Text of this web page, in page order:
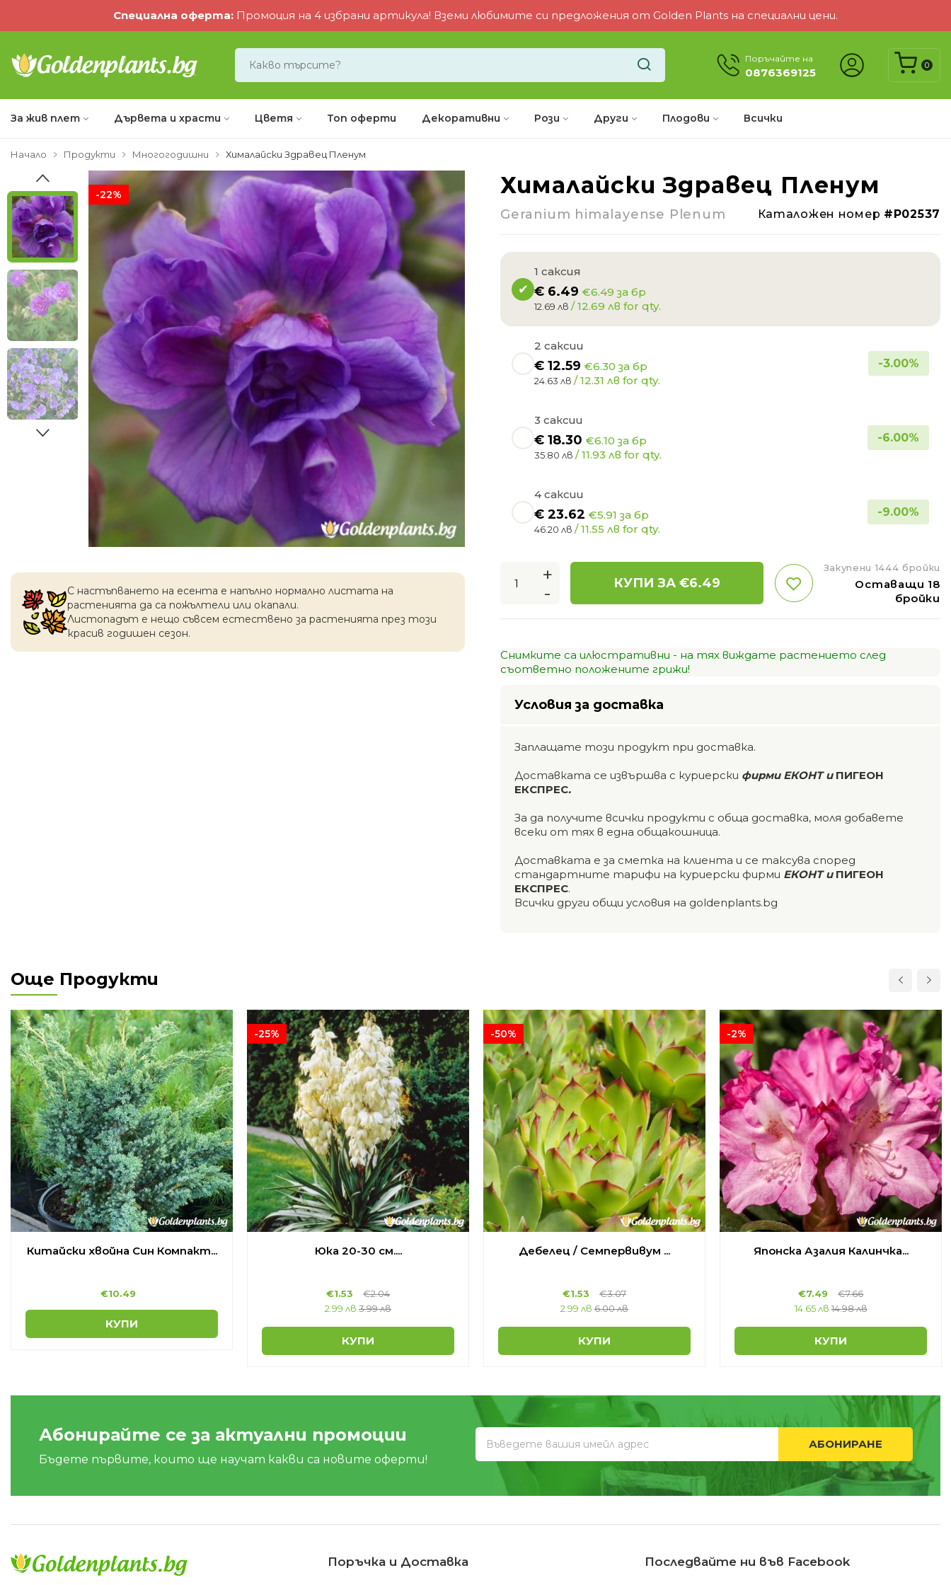
Специална оферта: Промоция на 4 избрани артикула! Вземи любимите си предложения от Golden Plants на специални цени.
Поръчайте на
0876369125
0
За жив плет Дървета и храсти Цветя Топ оферти Декоративни Рози Други Плодови Всички
Начало Продукти Многогодишни Хималайски Здравец Пленум
-22% -22%
С настъпването на есентa е напълно нормално листата на
растенията да са пожълтели или окапaли.
Листопадът е нещо съвсем естествено за растенията през този
красив годишен сезон.
Хималайски Здравец Пленум
Geranium himalayense Plenum Каталожен номер #P02537
1 саксия
€ 6.49 €6.49 за бр
12.69 лв / 12.69 лв for qty.
2 саксии
€ 12.59 €6.30 за бр
24.63 лв / 12.31 лв for qty.
-3.00%
3 саксии
€ 18.30 €6.10 за бр
35.80 лв / 11.93 лв for qty.
-6.00%
4 саксии
€ 23.62 €5.91 за бр
46.20 лв / 11.55 лв for qty.
-9.00%
+
-
КУПИ ЗА €6.49
Закупени 1444 бройки
Оставащи 18
бройки
Снимките са илюстративни - на тях виждате растението след
съответно положените грижи!
Условия за доставка
Заплащате този продукт при доставка.
Доставката се извършва с куриерски фирми ЕКОНТ и ПИГЕОН
ЕКСПРЕС.
За да получите всички продукти с обща доставка, моля добавете
всеки от тях в една общакошница.
Доставката е за сметка на клиента и се таксува според
стандартните тарифи на куриерски фирми ЕКОНТ и ПИГЕОН
ЕКСПРЕС.
Всички други общи условия на goldenplants.bg
Още Продукти
Китайски хвойна Син Компакт...
€10.49
КУПИ
-25%
Юка 20-30 см....
€1.53 €2.04
2.99 лв 3.99 лв
КУПИ
-50%
Дебелец / Семпервивум ...
€1.53 €3.07
2.99 лв 6.00 лв
КУПИ
-2%
Японска Азалия Калинчка...
€7.49 €7.66
14.65 лв 14.98 лв
КУПИ
Абонирайте се за актуални промоции
Бъдете първите, които ще научат какви са новите оферти!
АБОНИРАНЕ
Поръчка и Доставка Последвайте ни във Facebook